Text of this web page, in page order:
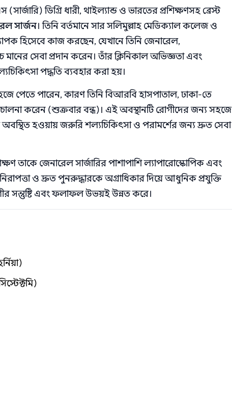
ডিগ্রি ধারী, থাইল্যান্ড ও ভারতের প্রশিক্ষণসহ ব্রেস্ট
সার্জন। তিনি বর্তমানে সার সলিমুল্লাহ মেডিক্যাল কলেজ ও
হিসেবে কাজ করছেন, যেখানে তিনি জেনারেল,
মানের সেবা প্রদান করেন। তাঁর ক্লিনিকাল অভিজ্ঞতা এবং
পদ্ধতি ব্যবহার করা হয়।
পেতে পারেন, কারণ তিনি বিআরবি হাসপাতাল, ঢাকা-তে
করেন (শুক্রবার বন্ধ)। এই অবস্থানটি রোগীদের জন্য সহজে
অবস্থিত হওয়ায় জরুরি শল্যচিকিৎসা ও পরামর্শের জন্য দ্রুত সেবা
তাকে জেনারেল সার্জারির পাশাপাশি ল্যাপারোস্কোপিক এবং
ও দ্রুত পুনরুদ্ধারকে অগ্রাধিকার দিয়ে আধুনিক প্রযুক্তি
সন্তুষ্টি এবং ফলাফল উভয়ই উন্নত করে।